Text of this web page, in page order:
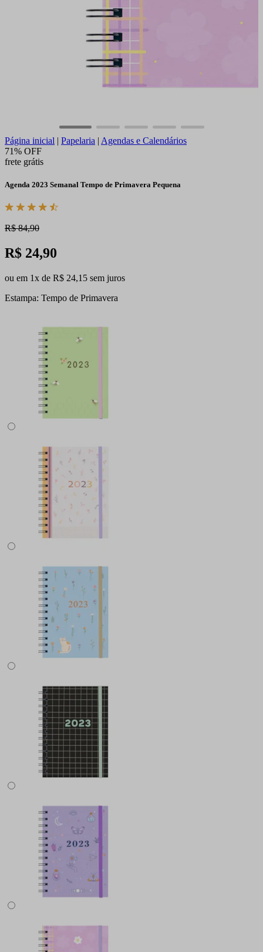
Página inicial | Papelaria | Agendas e Calendários
71% OFF
frete grátis
Agenda 2023 Semanal Tempo de Primavera Pequena
R$ 84,90
R$ 24,90
ou em 1x de R$ 24,15 sem juros
Estampa: Tempo de Primavera